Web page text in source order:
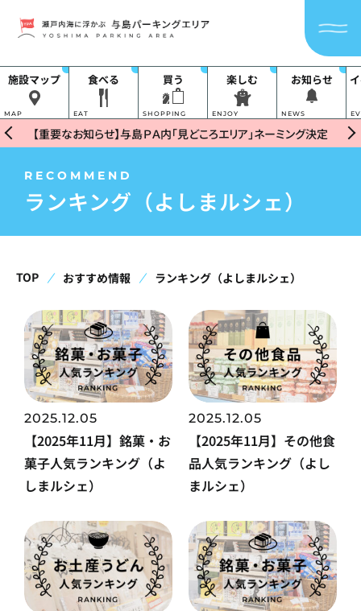
施設マップ
MAP
食べる
EAT
買う
SHOPPING
楽しむ
ENJOY
お知らせ
NEWS
【重要なお知らせ】与島ＰＡ内「見どころエリア」ネーミング決定
ランキング（よしまルシェ）
RECOMMEND
TOP おすすめ情報 ランキング（よしまルシェ）
【2025年11月】銘菓・お
菓子人気ランキング（よ
しまルシェ）
2025.12.05
【2025年11月】その他食
品人気ランキング（よし
まルシェ）
2025.12.05